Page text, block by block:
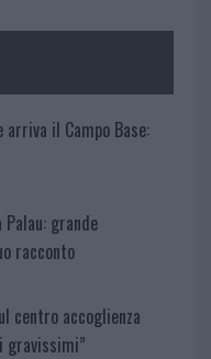
arriva il Campo Base:
grande
racconto
centro accoglienza
gravissimi”